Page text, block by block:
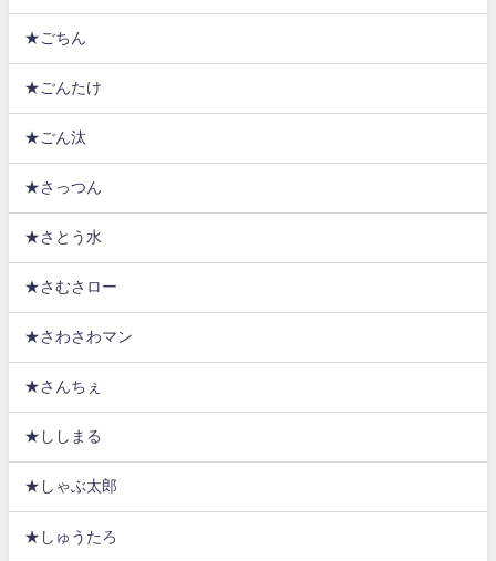
★ごちん
★ごんたけ
★ごん汰
★さっつん
★さとう水
★さむさロー
★さわさわマン
★さんちぇ
★ししまる
★しゃぶ太郎
★しゅうたろ